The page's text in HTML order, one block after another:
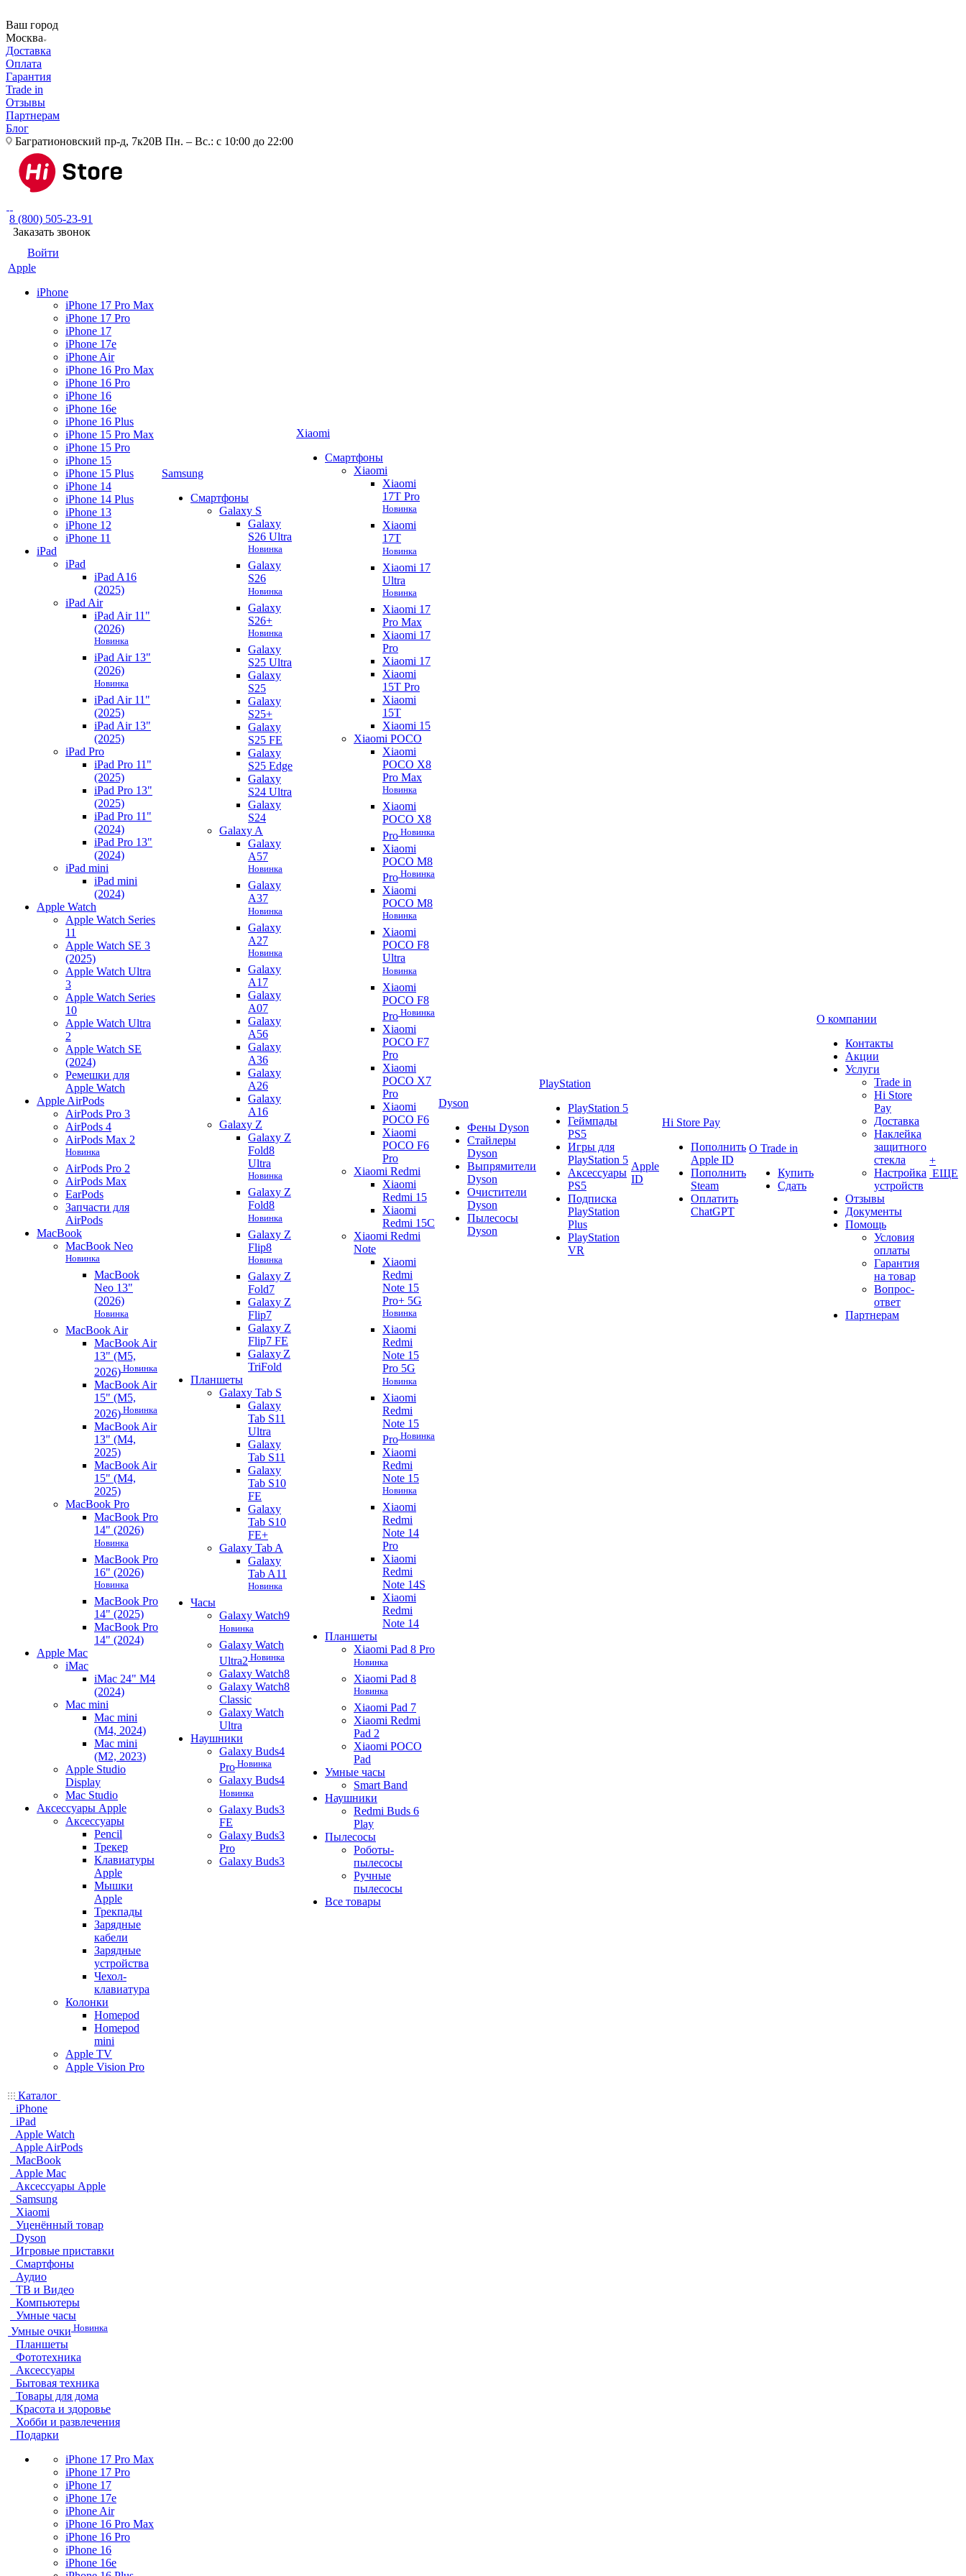
Ваш город
Москва
Доставка
Оплата
Гарантия
Trade in
Отзывы
Партнерам
Блог
Багратионовский пр-д, 7к20В Пн. – Вс.: с 10:00 до 22:00
8 (800) 505-23-91
Заказать звонок
Войти
Apple
iPhone
iPhone 17 Pro Max
iPhone 17 Pro
iPhone 17
iPhone 17e
iPhone Air
iPhone 16 Pro Max
iPhone 16 Pro
iPhone 16
iPhone 16e
iPhone 16 Plus
iPhone 15 Pro Max
iPhone 15 Pro
iPhone 15
iPhone 15 Plus
iPhone 14
iPhone 14 Plus
iPhone 13
iPhone 12
iPhone 11
iPad
iPad
iPad A16
(2025)
iPad Air
iPad Air 11"
(2026)
Новинка
iPad Air 13"
(2026)
Новинка
iPad Air 11"
(2025)
iPad Air 13"
(2025)
iPad Pro
iPad Pro 11"
(2025)
iPad Pro 13"
(2025)
iPad Pro 11"
(2024)
iPad Pro 13"
(2024)
iPad mini
iPad mini
(2024)
Apple Watch
Apple Watch Series
11
Apple Watch SE 3
(2025)
Apple Watch Ultra
3
Apple Watch Series
10
Apple Watch Ultra
2
Apple Watch SE
(2024)
Ремешки для
Apple Watch
Apple AirPods
AirPods Pro 3
AirPods 4
AirPods Max 2
Новинка
AirPods Pro 2
AirPods Max
EarPods
Запчасти для
AirPods
MacBook
MacBook Neo
Новинка
MacBook
Neo 13"
(2026)
Новинка
MacBook Air
MacBook Air
13" (M5,
2026) Новинка
MacBook Air
15" (M5,
2026) Новинка
MacBook Air
13" (M4,
2025)
MacBook Air
15" (M4,
2025)
MacBook Pro
MacBook Pro
14" (2026)
Новинка
MacBook Pro
16" (2026)
Новинка
MacBook Pro
14" (2025)
MacBook Pro
14" (2024)
Apple Mac
iMac
iMac 24" M4
(2024)
Mac mini
Mac mini
(M4, 2024)
Mac mini
(M2, 2023)
Apple Studio
Display
Mac Studio
Аксессуары Apple
Аксессуары
Pencil
Трекер
Клавиатуры
Apple
Мышки
Apple
Трекпады
Зарядные
кабели
Зарядные
устройства
Чехол-
клавиатура
Колонки
Homepod
Homepod
mini
Apple TV
Apple Vision Pro
Samsung
Смартфоны
Galaxy S
Galaxy
S26 Ultra
Новинка
Galaxy
S26
Новинка
Galaxy
S26+
Новинка
Galaxy
S25 Ultra
Galaxy
S25
Galaxy
S25+
Galaxy
S25 FE
Galaxy
S25 Edge
Galaxy
S24 Ultra
Galaxy
S24
Galaxy A
Galaxy
A57
Новинка
Galaxy
A37
Новинка
Galaxy
A27
Новинка
Galaxy
A17
Galaxy
A07
Galaxy
A56
Galaxy
A36
Galaxy
A26
Galaxy
A16
Galaxy Z
Galaxy Z
Fold8
Ultra
Новинка
Galaxy Z
Fold8
Новинка
Galaxy Z
Flip8
Новинка
Galaxy Z
Fold7
Galaxy Z
Flip7
Galaxy Z
Flip7 FE
Galaxy Z
TriFold
Планшеты
Galaxy Tab S
Galaxy
Tab S11
Ultra
Galaxy
Tab S11
Galaxy
Tab S10
FE
Galaxy
Tab S10
FE+
Galaxy Tab A
Galaxy
Tab A11
Новинка
Часы
Galaxy Watch9
Новинка
Galaxy Watch
Ultra2 Новинка
Galaxy Watch8
Galaxy Watch8
Classic
Galaxy Watch
Ultra
Наушники
Galaxy Buds4
Pro Новинка
Galaxy Buds4
Новинка
Galaxy Buds3
FE
Galaxy Buds3
Pro
Galaxy Buds3
Xiaomi
Смартфоны
Xiaomi
Xiaomi
17T Pro
Новинка
Xiaomi
17T
Новинка
Xiaomi 17
Ultra
Новинка
Xiaomi 17
Pro Max
Xiaomi 17
Pro
Xiaomi 17
Xiaomi
15T Pro
Xiaomi
15T
Xiaomi 15
Xiaomi POCO
Xiaomi
POCO X8
Pro Max
Новинка
Xiaomi
POCO X8
Pro Новинка
Xiaomi
POCO M8
Pro Новинка
Xiaomi
POCO M8
Новинка
Xiaomi
POCO F8
Ultra
Новинка
Xiaomi
POCO F8
Pro Новинка
Xiaomi
POCO F7
Pro
Xiaomi
POCO X7
Pro
Xiaomi
POCO F6
Xiaomi
POCO F6
Pro
Xiaomi Redmi
Xiaomi
Redmi 15
Xiaomi
Redmi 15C
Xiaomi Redmi
Note
Xiaomi
Redmi
Note 15
Pro+ 5G
Новинка
Xiaomi
Redmi
Note 15
Pro 5G
Новинка
Xiaomi
Redmi
Note 15
Pro Новинка
Xiaomi
Redmi
Note 15
Новинка
Xiaomi
Redmi
Note 14
Pro
Xiaomi
Redmi
Note 14S
Xiaomi
Redmi
Note 14
Планшеты
Xiaomi Pad 8 Pro
Новинка
Xiaomi Pad 8
Новинка
Xiaomi Pad 7
Xiaomi Redmi
Pad 2
Xiaomi POCO
Pad
Умные часы
Smart Band
Наушники
Redmi Buds 6
Play
Пылесосы
Роботы-
пылесосы
Ручные
пылесосы
Все товары
Dyson
Фены Dyson
Стайлеры
Dyson
Выпрямители
Dyson
Очистители
Dyson
Пылесосы
Dyson
PlayStation
PlayStation 5
Геймпады
PS5
Игры для
PlayStation 5
Аксессуары
PS5
Подписка
PlayStation
Plus
PlayStation
VR
Apple
ID
Hi Store Pay
Пополнить
Apple ID
Пополнить
Steam
Оплатить
ChatGPT
О Trade in
Купить
Сдать
О компании
Контакты
Акции
Услуги
Trade in
Hi Store
Pay
Доставка
Наклейка
защитного
стекла
Настройка
устройств
Отзывы
Документы
Помощь
Условия
оплаты
Гарантия
на товар
Вопрос-
ответ
Партнерам
+
ЕЩЕ
Каталог
iPhone
iPad
Apple Watch
Apple AirPods
MacBook
Apple Mac
Аксессуары Apple
Samsung
Xiaomi
Уценённый товар
Dyson
Игровые приставки
Смартфоны
Аудио
ТВ и Видео
Компьютеры
Умные часы
Умные очки Новинка
Планшеты
Фототехника
Аксессуары
Бытовая техника
Товары для дома
Красота и здоровье
Хобби и развлечения
Подарки
iPhone 17 Pro Max
iPhone 17 Pro
iPhone 17
iPhone 17e
iPhone Air
iPhone 16 Pro Max
iPhone 16 Pro
iPhone 16
iPhone 16e